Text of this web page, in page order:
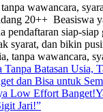
wawancara,
20++ Beasiswa
pendaftaran siap-
syarat, dan bikin
tanpa wawancara,
Tanpa Batasan Usia,
dan Bisa untuk
Low Effort
Jari!”